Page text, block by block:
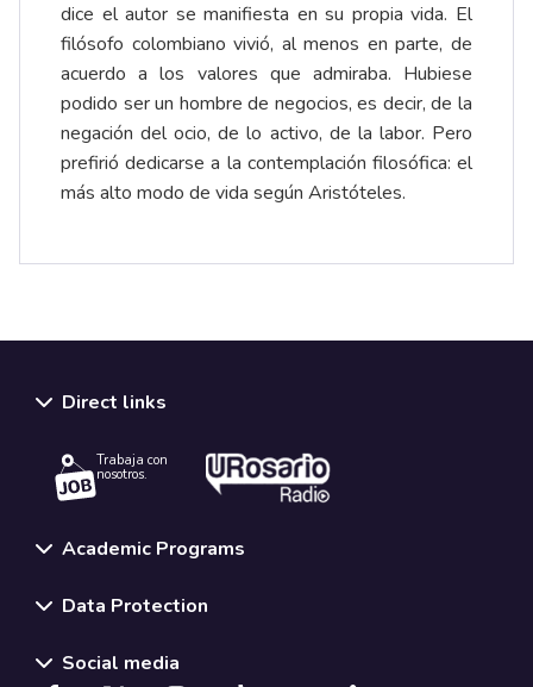
dice el autor se manifiesta en su propia vida. El
filósofo colombiano vivió, al menos en parte, de
acuerdo a los valores que admiraba. Hubiese
podido ser un hombre de negocios, es decir, de la
negación del ocio, de lo activo, de la labor. Pero
prefirió dedicarse a la contemplación filosófica: el
más alto modo de vida según Aristóteles.
Direct links
Trabaja con
nosotros.
Academic Programs
Data Protection
Social media